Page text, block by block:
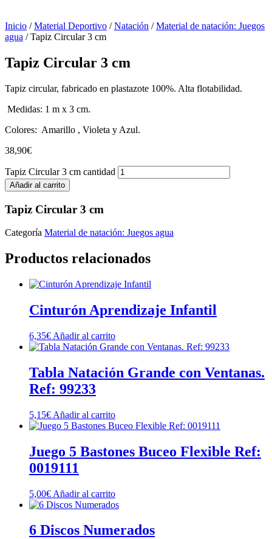
Inicio /Material Deportivo /Natación /Material de natación: Juegos
agua / Tapiz Circular 3 cm
Tapiz Circular 3 cm
Tapiz circular, fabricado en plastazote 100%. Alta flotabilidad.
Medidas: 1 m x 3 cm.
Colores: Amarillo , Violeta y Azul.
38,90€
Tapiz Circular 3 cm cantidad
Añadir al carrito
Tapiz Circular 3 cm
Categoría Material de natación: Juegos agua
Productos relacionados
Cinturón Aprendizaje Infantil
6,35€ Añadir al carrito
Tabla Natación Grande con Ventanas.
Ref: 99233
5,15€ Añadir al carrito
Juego 5 Bastones Buceo Flexible Ref:
0019111
5,00€ Añadir al carrito
6 Discos Numerados